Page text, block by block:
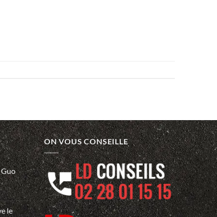
le
ON VOUS CONSEILLE